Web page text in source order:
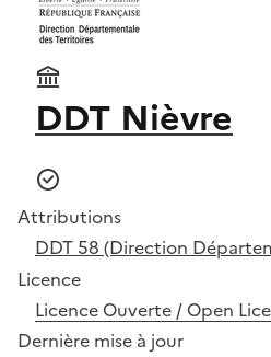
DDT Nièvre
Attributions
DDT 58 (Direction
Licence
Licence Ouverte / Open
Dernière mise à jour